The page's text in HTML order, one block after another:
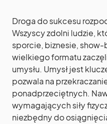
Droga do sukcesu
Wszyscy zdolni ludzie,
sporcie, biznesie,
wielkiego formatu
umysłu. Umysł jest
pozwala na
ponadprzeciętnych.
wymagających siły
niezbędny do